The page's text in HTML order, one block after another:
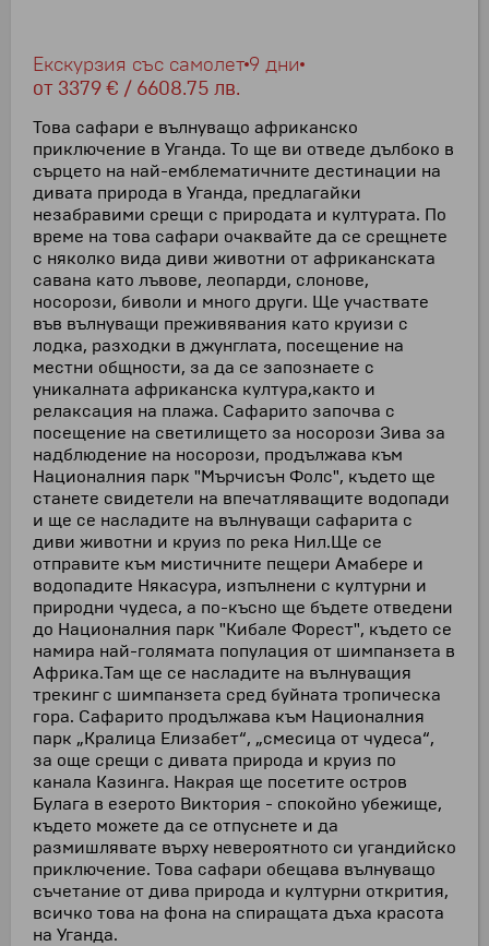
Екскурзия със самолет 9 дни
от 3379 € / 6608.75 лв.
Това сафари е вълнуващо африканско
приключение в Уганда. То ще ви отведе дълбоко в
сърцето на най-емблематичните дестинации на
дивата природа в Уганда, предлагайки
незабравими срещи с природата и културата. По
време на това сафари очаквайте да се срещнете
с няколко вида диви животни от африканската
савана като лъвове, леопарди, слонове,
носорози, биволи и много други. Ще участвате
във вълнуващи преживявания като круизи с
лодка, разходки в джунглата, посещение на
местни общности, за да се запознаете с
уникалната африканска култура,както и
релаксация на плажа. Сафарито започва с
посещение на светилището за носорози Зива за
надблюдение на носорози, продължава към
Националния парк "Мърчисън Фолс", където ще
станете свидетели на впечатляващите водопади
и ще се насладите на вълнуващи сафарита с
диви животни и круиз по река Нил.Ще се
отправите към мистичните пещери Амабере и
водопадите Някасура, изпълнени с културни и
природни чудеса, а по-късно ще бъдете отведени
до Националния парк "Кибале Форест", където се
намира най-голямата популация от шимпанзета в
Африка.Там ще се насладите на вълнуващия
трекинг с шимпанзета сред буйната тропическа
гора. Сафарито продължава към Националния
парк „Кралица Елизабет“, „смесица от чудеса“,
за още срещи с дивата природа и круиз по
канала Казинга. Накрая ще посетите остров
Булага в езерото Виктория - спокойно убежище,
където можете да се отпуснете и да
размишлявате върху невероятното си угандийско
приключение. Това сафари обещава вълнуващо
съчетание от дива природа и културни открития,
всичко това на фона на спиращата дъха красота
на Уганда.